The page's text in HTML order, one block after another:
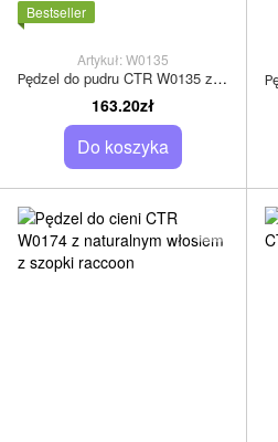
Bestseller
Artykuł: W0135
Рędzel do pudru CTR W0135 z włosiem z lisa
163.20zł
Do koszyka